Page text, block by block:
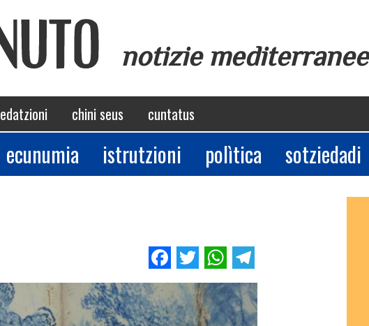
notizie mediterranee
chini seus cuntatus
ecunumia istrutzioni polìtica sotziedadi
Facebook
TwitterWhatsApp